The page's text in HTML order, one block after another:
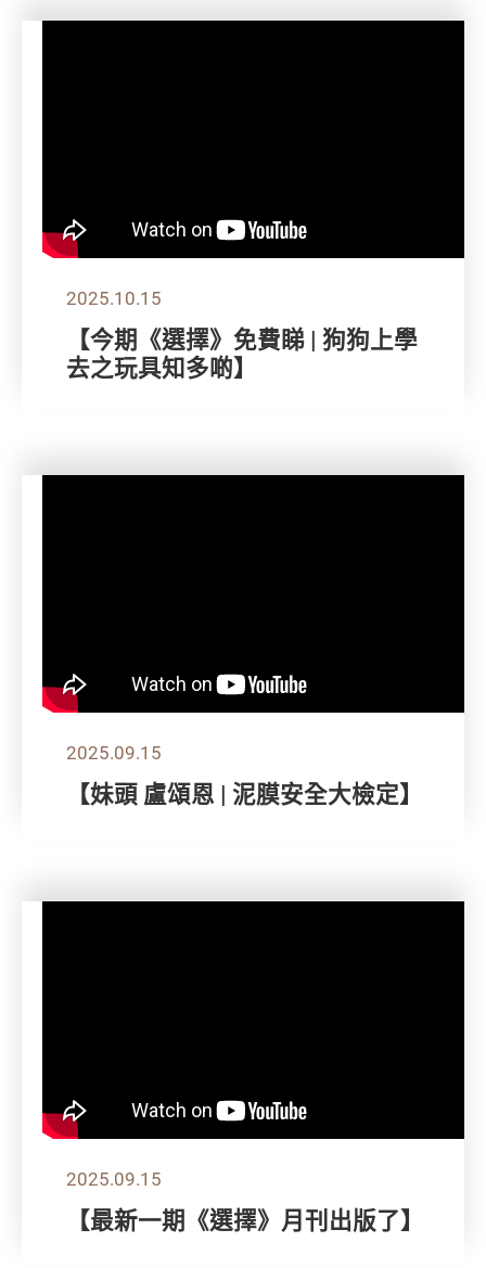
2025.10.15
【今期《選擇》免費睇 | 狗狗上學
去之玩具知多啲】
2025.09.15
【妹頭 盧頌恩 | 泥膜安全大檢定】
2025.09.15
【最新一期《選擇》月刊出版了】